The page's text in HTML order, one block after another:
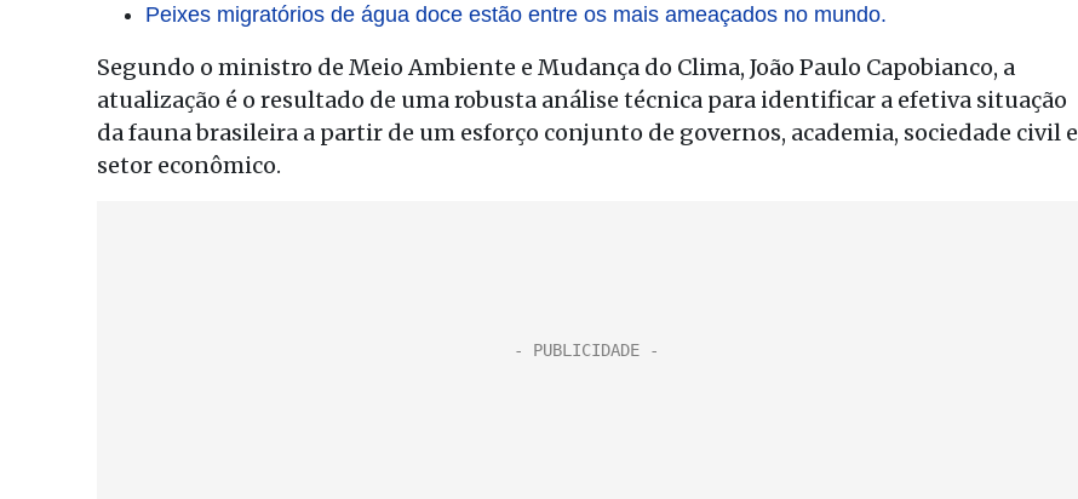
Peixes migratórios de água doce estão entre os mais ameaçados no mundo.
Segundo o ministro de Meio Ambiente e Mudança do Clima, João Paulo Capobianco, a
atualização é o resultado de uma robusta análise técnica para identificar a efetiva situação
da fauna brasileira a partir de um esforço conjunto de governos, academia, sociedade civil e
setor econômico.